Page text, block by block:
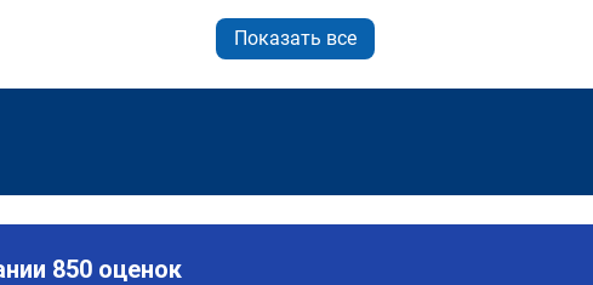
Показать все
850 оценок